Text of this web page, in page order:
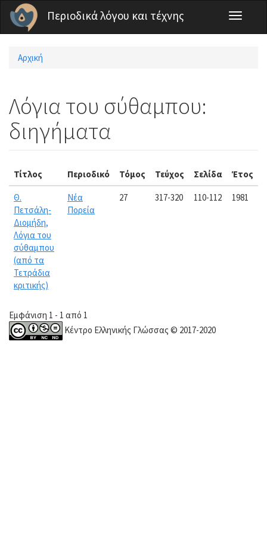
Παράκαμψη προς το κυρίως περιεχόμενο
Περιοδικά λόγου και τέχνης
Toggle
Είστε εδώ
Αρχική
Λόγια του σύθαμπου:
διηγήματα
Τίτλος Περιοδικό Τόμος Τεύχος Σελίδα Έτος
Θ.
Πετσάλη-
Διομήδη,
Λόγια του
σύθαμπου
(από τα
Τετράδια
κριτικής)
Νέα
Πορεία
27 317-320 110-112 1981
Εμφάνιση 1 - 1 από 1
Κέντρο Ελληνικής Γλώσσας © 2017-2020